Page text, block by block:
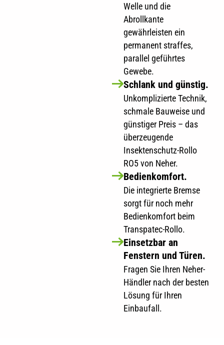
Welle und die
Abrollkante
gewährleisten ein
permanent straffes,
parallel geführtes
Gewebe.
Schlank und günstig.
Unkomplizierte Technik,
schmale Bauweise und
günstiger Preis – das
überzeugende
Insektenschutz-Rollo
RO5 von Neher.
Bedienkomfort.
Die integrierte Bremse
sorgt für noch mehr
Bedienkomfort beim
Transpatec-Rollo.
Einsetzbar an
Fenstern und Türen.
Fragen Sie Ihren Neher-
Händler nach der besten
Lösung für Ihren
Einbaufall.